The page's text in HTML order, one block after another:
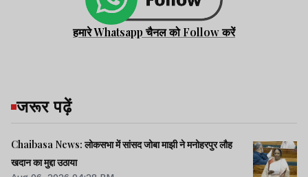
हमारे Whatsapp चैनल को Follow करें
जरूर पढ़ें
Chaibasa News: लोकसभा में सांसद जोबा माझी ने मनोहरपुर लौह
खदान का मुद्दा उठाया